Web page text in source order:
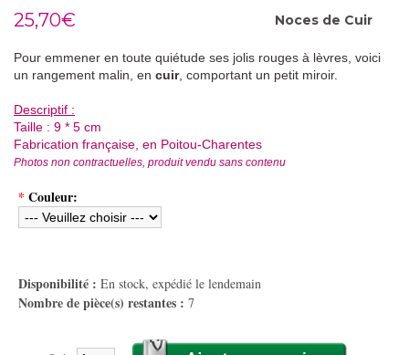
25,70€
Noces de Cuir
Pour emmener en toute quiétude ses jolis rouges à lèvres, voici
un rangement malin, en cuir, comportant un petit miroir.
Descriptif :
Taille : 9 * 5 cm
Fabrication française, en Poitou-Charentes
Photos non contractuelles, produit vendu sans contenu
* Couleur:
Disponibilité : En stock, expédié le lendemain
Nombre de pièce(s) restantes : 7